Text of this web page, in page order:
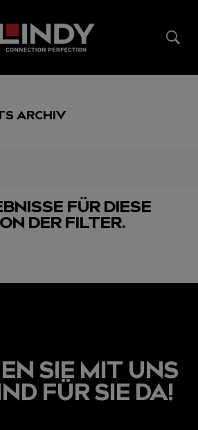
ARCHIV
FÜR DIESE
DER FILTER.
SIE MIT UNS
FÜR SIE DA!